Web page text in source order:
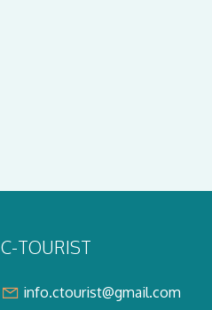
C-TOURIST
info.ctourist@gmail.com